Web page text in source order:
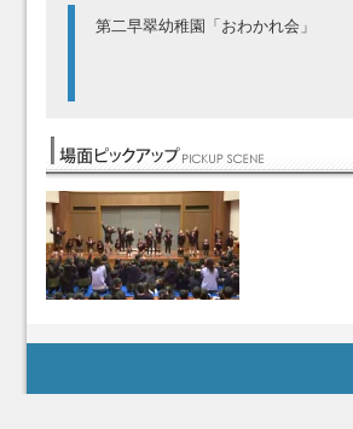
第二早翠幼稚園「おわかれ会」